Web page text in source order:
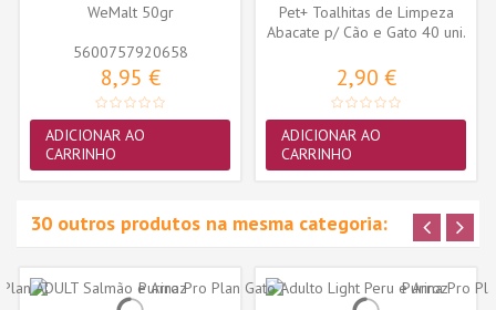
WeMalt 50gr
5600757920658
8,95 €
ADICIONAR AO
CARRINHO
Pet+ Toalhitas de Limpeza
Abacate p/ Cão e Gato 40 uni.
2,90 €
ADICIONAR AO
CARRINHO
30 outros produtos na mesma categoria: